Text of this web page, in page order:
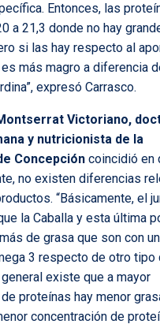
Entonces, las
a 21,3 donde no hay
si las hay respecto al
más magro a diferencia
expresó Carrasco.
Victoriano,
y nutricionista de la
Concepción coincidió en
no existen diferencias
“Básicamente, el
la Caballa y esta última
de grasa que son con
3 respecto de otro tipo
existe que a mayor
proteínas hay menor
concentración de